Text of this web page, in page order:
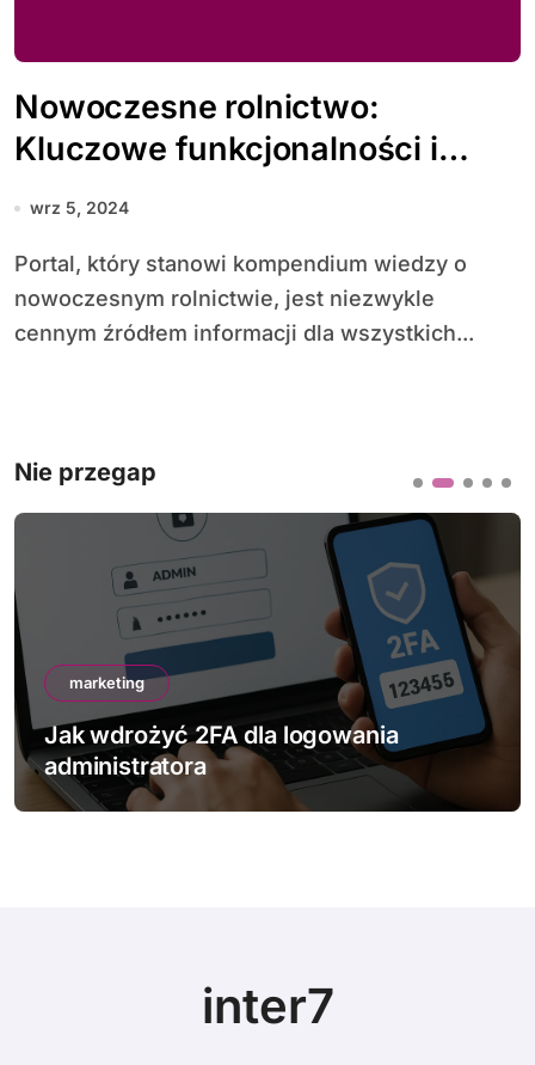
Nowoczesne rolnictwo:
Kluczowe funkcjonalności i
korzyści z portalu wiedzy dla
wrz 5, 2024
Portal, który stanowi kompendium wiedzy o
nowoczesnym rolnictwie, jest niezwykle
cennym źródłem informacji dla wszystkich...
Nie przegap
marketing
Jak wdrożyć 2FA dla logowania
administratora
inter7